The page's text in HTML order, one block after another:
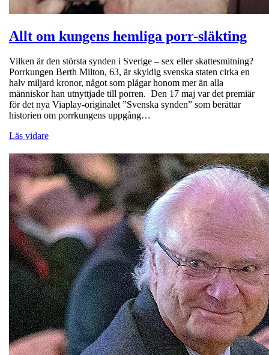
Allt om kungens hemliga porr-släkting
Vilken är den största synden i Sverige – sex eller skattesmitning?
Porrkungen Berth Milton, 63, är skyldig svenska staten cirka en
halv miljard kronor, något som plågar honom mer än alla
människor han utnyttjade till porren. Den 17 maj var det premiär
för det nya Viaplay-originalet ”Svenska synden” som berättar
historien om porrkungens uppgång…
Läs vidare